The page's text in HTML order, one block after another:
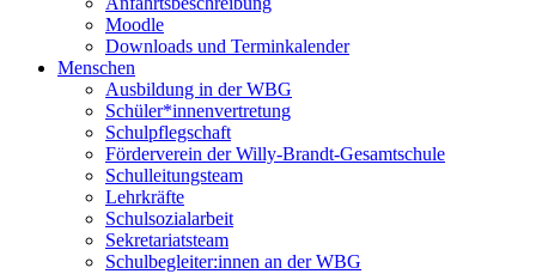
Moodle
Downloads und Terminkalender
Menschen
Ausbildung in der WBG
Schüler*innenvertretung
Schulpflegschaft
Förderverein der Willy-Brandt-Gesamtschule
Schulleitungsteam
Lehrkräfte
Schulsozialarbeit
Sekretariatsteam
Schulbegleiter:innen an der WBG